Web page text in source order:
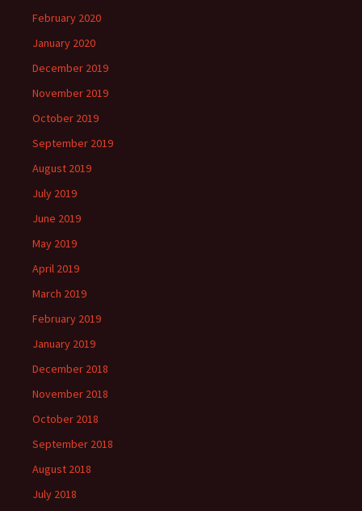
February 2020
January 2020
December 2019
November 2019
October 2019
September 2019
August 2019
July 2019
June 2019
May 2019
April 2019
March 2019
February 2019
January 2019
December 2018
November 2018
October 2018
September 2018
August 2018
July 2018